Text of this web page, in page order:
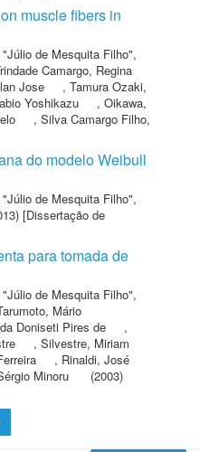
muscle fibers in
de Mesquita Filho",
Camargo, Regina
Jose , Tamura Ozaki,
Yoshikazu , Oikawa,
, Silva Camargo Filho,
do modelo Weibull
de Mesquita Filho",
[Dissertação de
para tomada de
de Mesquita Filho",
Mário
Doniseti Pires de
,
, Silvestre, Miriam
, Rinaldi, José
Minoru
(2003)